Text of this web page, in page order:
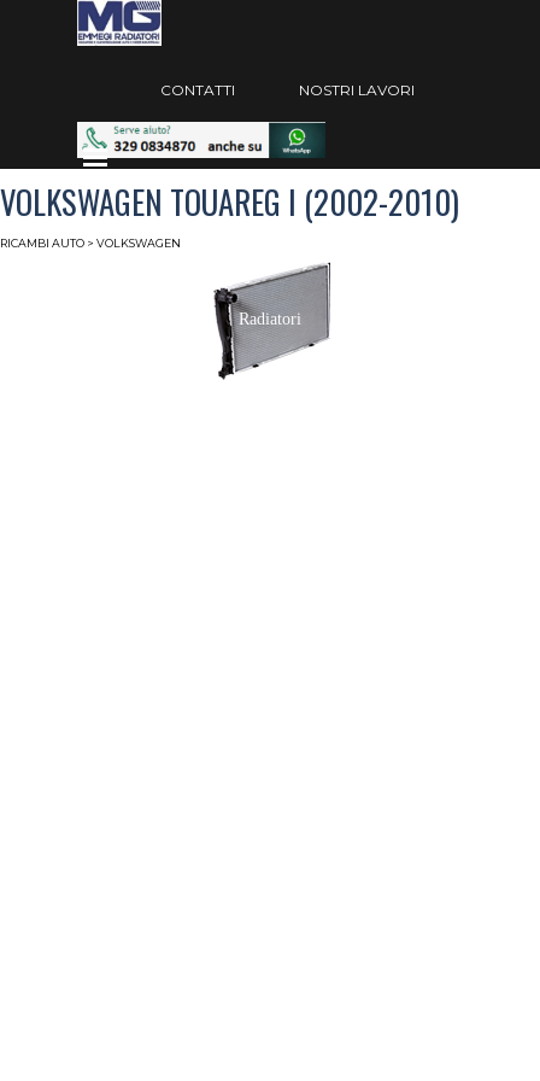
Vai ai contenuti
Salta menù
CONTATTI NOSTRI LAVORI
Salta menù
VOLKSWAGEN TOUAREG I (2002-2010)
RICAMBI AUTO > VOLKSWAGEN
Radiatori